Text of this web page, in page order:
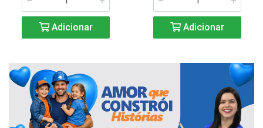
Adicionar Adicionar